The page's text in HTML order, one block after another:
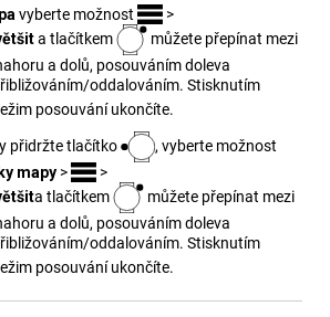
vyberte možnost
>
a tlačítkem
můžete přepínat mezi
a dolů, posouváním doleva
oddalováním. Stisknutím
posouvání ukončíte.
přidržte tlačítko
, vyberte možnost
mapy >
>
a tlačítkem
můžete přepínat mezi
a dolů, posouváním doleva
oddalováním. Stisknutím
posouvání ukončíte.